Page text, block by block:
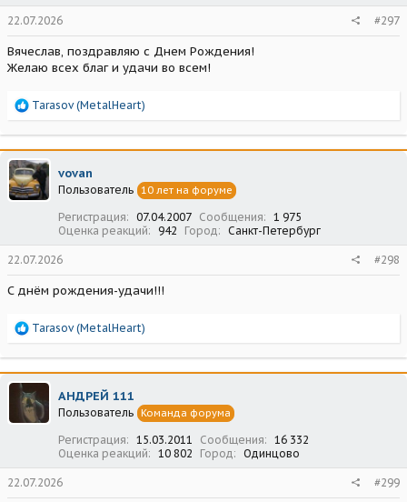
22.07.2026 #297
Вячеслав, поздравляю с Днем Рождения!
Желаю всех благ и удачи во всем!
Р
а
к
ц
и
и
Tarasov (MetalHeart)
vovan
Пользователь 10 лет на форуме
Регистрация 07.04.2007 Сообщения
1 975
Оценка реакций
942 Город Санкт-Петербург
22.07.2026 #298
С днём рождения-удачи!!!
Р
а
к
ц
и
и
Tarasov (MetalHeart)
АНДРЕЙ 111
Пользователь Команда форума
Регистрация 15.03.2011 Сообщения
16 332
Оценка реакций
10 802 Город Одинцово
22.07.2026 #299